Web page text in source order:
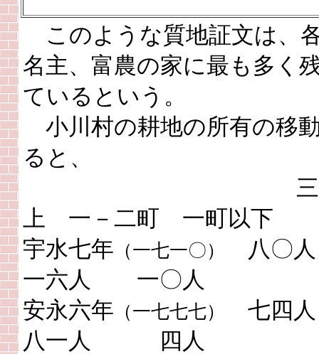
このような質地証文は、
名主、富農の家に最も多く
ているという。
小川村の耕地の所有の移
ると、
三町
上 一－二町 一町以下
宇水七年 （一七一〇）
八〇
一六人 一〇人
安永六年 （一七七七）
七四
八一人 四人